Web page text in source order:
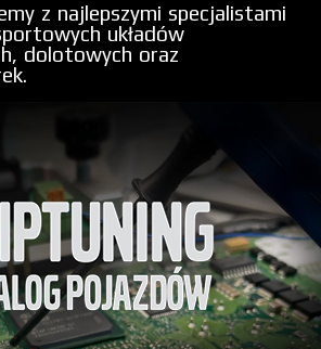
z najlepszymi specjalistami
układów
dolotowych oraz